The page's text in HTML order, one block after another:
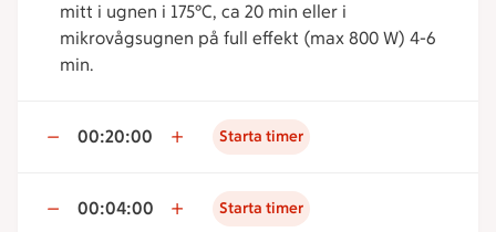
mitt i ugnen i 175°C, ca 20 min eller i
mikrovågsugnen på full effekt (max 800 W) 4-6
min.
00:20:00 Starta timer
00:04:00 Starta timer